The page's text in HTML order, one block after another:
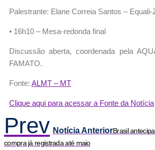
Palestrante: Elane Correia Santos – Equali-
• 16h10 – Mesa-redonda final
Discussão aberta, coordenada pela
FAMATO.
Fonte: ALMT – MT
Clique aqui para acessar a Fonte da Notícia
Prev Notícia AnteriorBrasil
compra já registrada até maio